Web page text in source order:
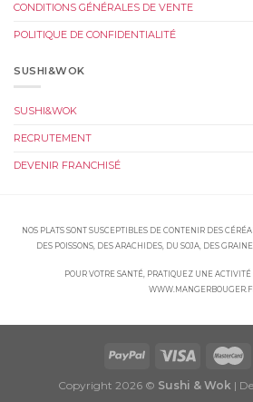
CONDITIONS GÉNÉRALES DE VENTE
POLITIQUE DE CONFIDENTIALITÉ
SUSHI&WOK
SUSHI&WOK
RECRUTEMENT
DEVENIR FRANCHISÉ
NOS PLATS SONT SUSCEPTIBLES DE CONTENIR DES
DES POISSONS, DES ARACHIDES, DU SOJA, DES
POUR VOTRE SANTÉ, PRATIQUEZ UNE
Copyright 2026 © Sushi & Wok |